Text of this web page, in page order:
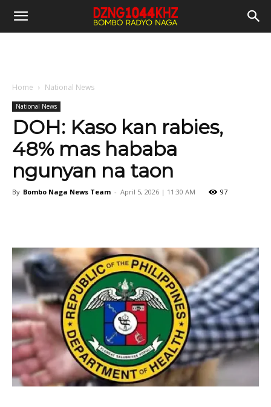
Home National News
National News
DOH: Kaso kan rabies,
48% mas hababa
ngunyan na taon
By Bombo Naga News Team - April 5, 2026 | 11:30 AM 97